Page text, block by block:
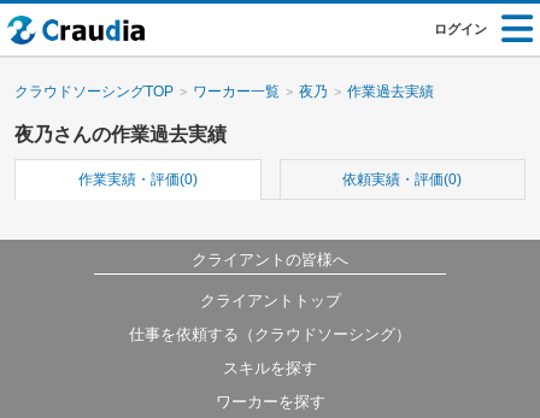
ログイン
クラウドソーシングTOP ワーカー一覧 夜乃 作業過去実績
夜乃さんの作業過去実績
作業実績・評価(0) 依頼実績・評価(0)
クライアントの皆様へ
クライアントトップ
仕事を依頼する（クラウドソーシング）
スキルを探す
ワーカーを探す